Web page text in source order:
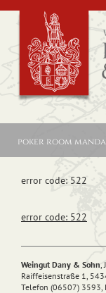
poker room
error code: 522
error code: 522
Weingut Dany & Sohn,
Raiffeisenstraße 1,
Telefon (06507) 3593,